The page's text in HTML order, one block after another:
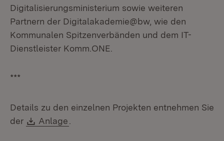
Digitalisierungsministerium sowie weiteren
Partnern der Digitalakademie@bw, wie den
Kommunalen Spitzenverbänden und dem IT-
Dienstleister Komm.ONE.
***
Details zu den einzelnen Projekten entnehmen Sie
der
Download:
Anlage